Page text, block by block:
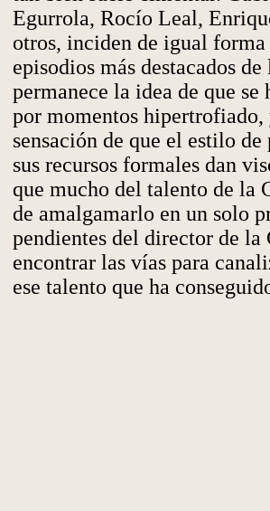
Egurrola, Rocío Leal,
otros, inciden de igual
episodios más destacados
permanece la idea de que
por momentos hipertrofiado,
sensación de que el estilo
sus recursos formales dan
que mucho del talento de la
de amalgamarlo en un solo
pendientes del director de la
encontrar las vías para
ese talento que ha